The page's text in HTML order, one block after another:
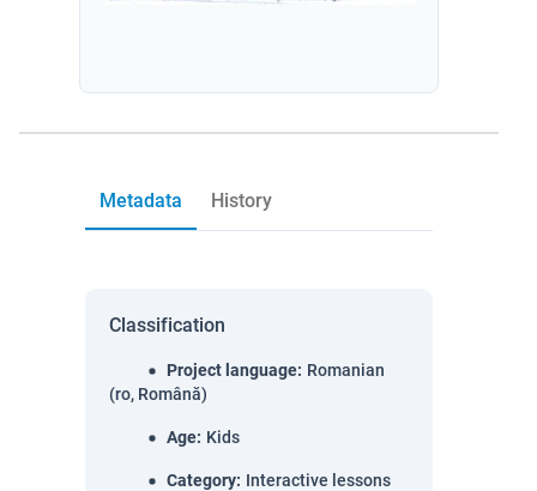
Metadata History
Classification
Project language: Romanian
(ro, Română)
Age: Kids
Category: Interactive lessons